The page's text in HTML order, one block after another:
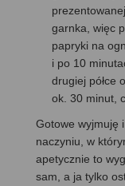
garnka, więc
papryki na
i po 10
drugiej półce
ok. 30 minut,
Gotowe wyjmuję
naczyniu, w
apetycznie to
sam, a ja tylko